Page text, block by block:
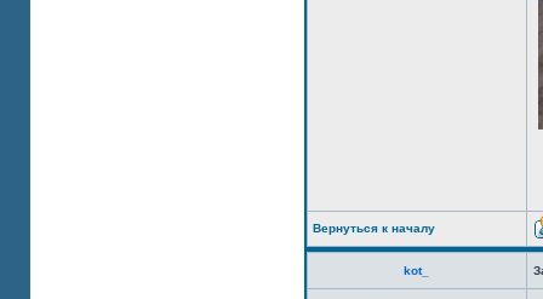
Вернуться к началу
kot_